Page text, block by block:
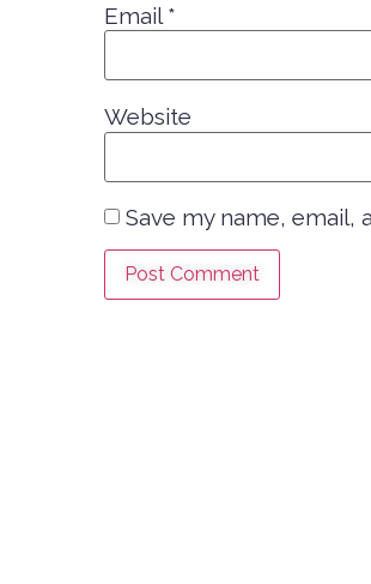
Email *
Website
Save my name,